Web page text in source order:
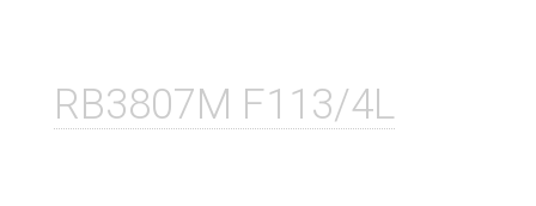
RB3807M F113/4L